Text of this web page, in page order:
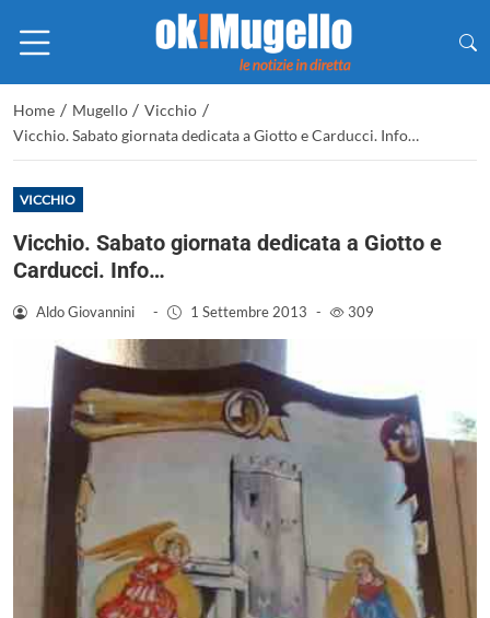
Home / Mugello / Vicchio /
Vicchio. Sabato giornata dedicata a Giotto e Carducci. Info…
VICCHIO
Vicchio. Sabato giornata dedicata a Giotto e
Carducci. Info…
Aldo Giovannini - 1 Settembre 2013 - 309